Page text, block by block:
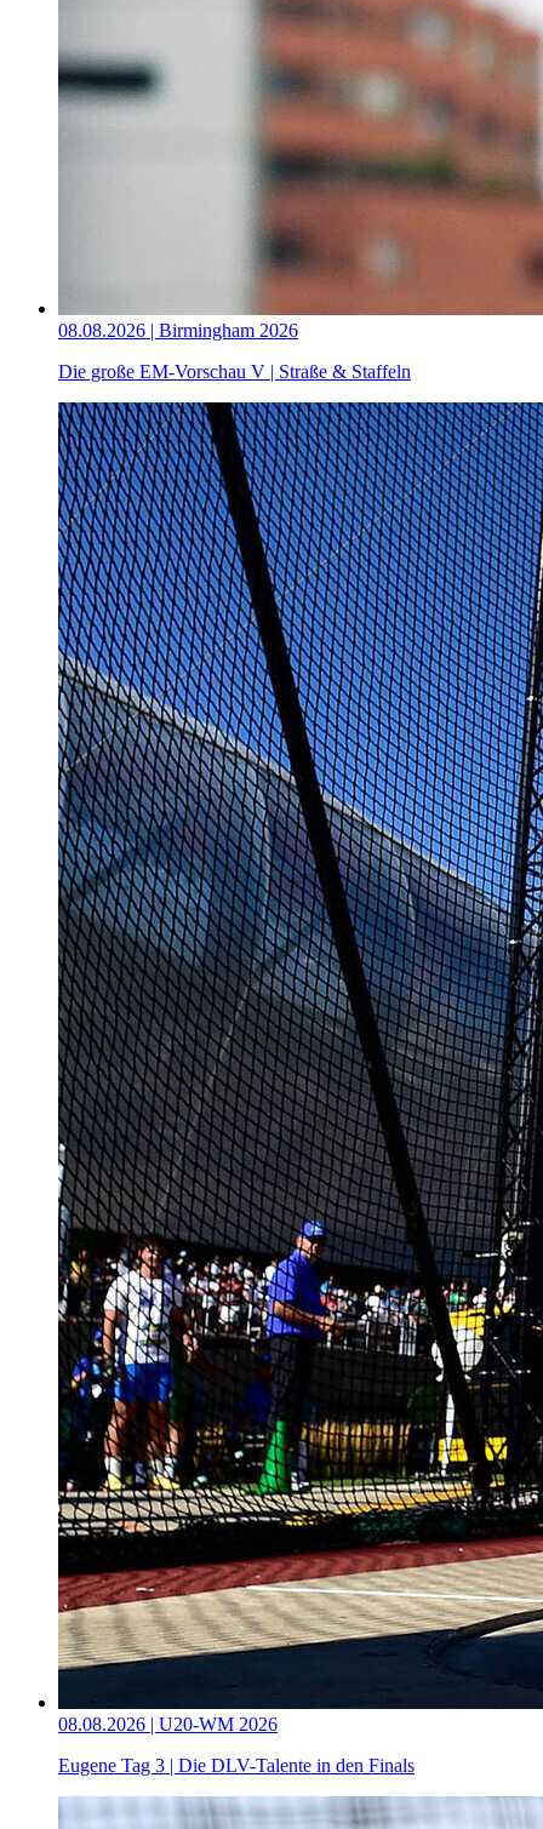
08.08.2026 | Birmingham 2026
Die große EM-Vorschau V | Straße & Staffeln
08.08.2026 | U20-WM 2026
Eugene Tag 3 | Die DLV-Talente in den Finals